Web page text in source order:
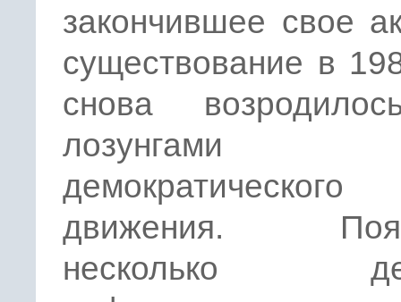
закончившее свое
существование в
снова
лозунгами
демократического
движения.
несколько